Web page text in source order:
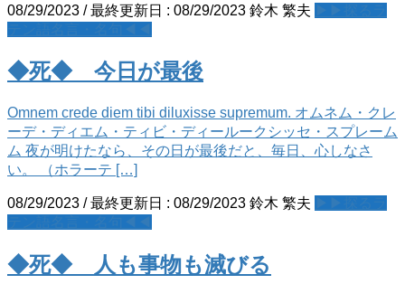
08/29/2023 / 最終更新日 : 08/29/2023 鈴木 繁夫
◆死◆ 今日が最後
Omnem crede diem tibi diluxisse supremum. オムネム・クレ
ーデ・ディエム・ティビ・ディールークシッセ・スプレーム
ム 夜が明けたなら、その日が最後だと、毎日、心しなさ
い。 （ホラーテ […]
08/29/2023 / 最終更新日 : 08/29/2023 鈴木 繁夫
◆死◆ 人も事物も滅びる